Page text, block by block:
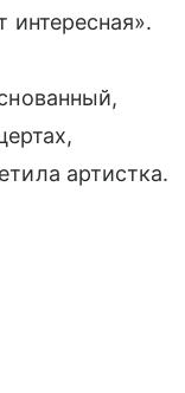
интересная».
артистка.